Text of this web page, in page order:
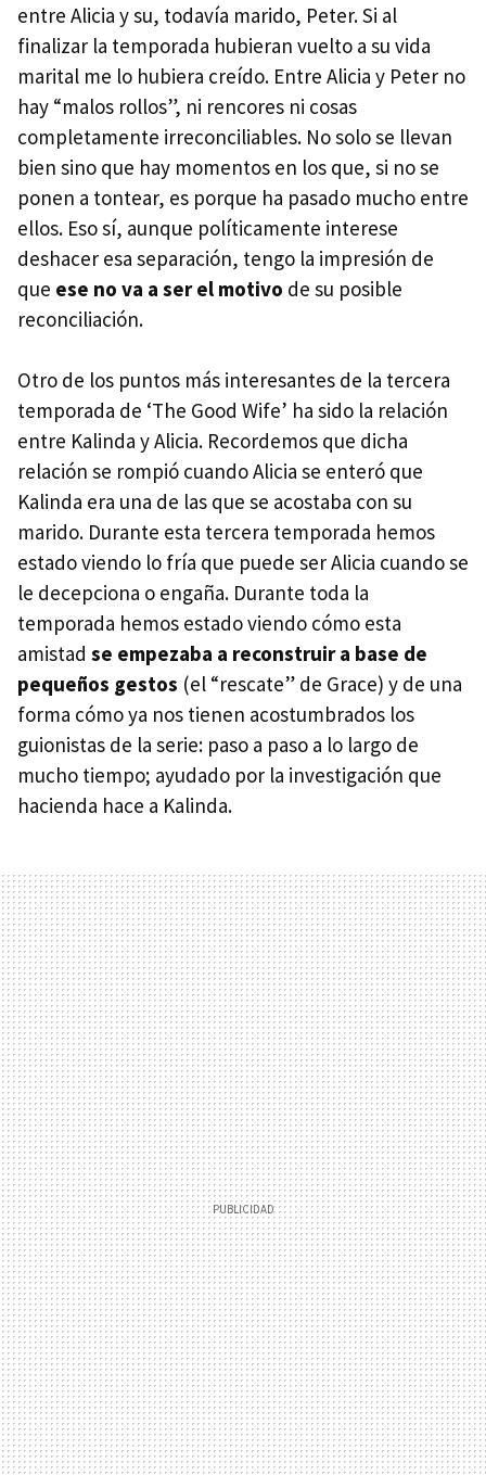
entre Alicia y su, todavía marido, Peter. Si al
finalizar la temporada hubieran vuelto a su vida
marital me lo hubiera creído. Entre Alicia y Peter no
hay “malos rollos”, ni rencores ni cosas
completamente irreconciliables. No solo se llevan
bien sino que hay momentos en los que, si no se
ponen a tontear, es porque ha pasado mucho entre
ellos. Eso sí, aunque políticamente interese
deshacer esa separación, tengo la impresión de
que ese no va a ser el motivo de su posible
reconciliación.
Otro de los puntos más interesantes de la tercera
temporada de ‘The Good Wife’ ha sido la relación
entre Kalinda y Alicia. Recordemos que dicha
relación se rompió cuando Alicia se enteró que
Kalinda era una de las que se acostaba con su
marido. Durante esta tercera temporada hemos
estado viendo lo fría que puede ser Alicia cuando se
le decepciona o engaña. Durante toda la
temporada hemos estado viendo cómo esta
amistad se empezaba a reconstruir a base de
pequeños gestos (el “rescate” de Grace) y de una
forma cómo ya nos tienen acostumbrados los
guionistas de la serie: paso a paso a lo largo de
mucho tiempo; ayudado por la investigación que
hacienda hace a Kalinda.